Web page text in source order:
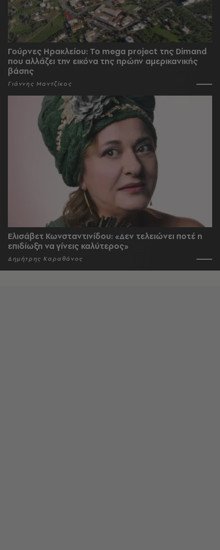
Γούρνες Ηρακλείου: To mega project της Dimand
που αλλάζει την εικόνα της πρώην αμερικανικής
βάσης
Γιάννης Μαντζίκος
Ελισάβετ Κωνσταντινίδου: «Δεν τελειώνει ποτέ η
επιδίωξη να γίνεις καλύτερος»
Δημήτρης Καραθάνος